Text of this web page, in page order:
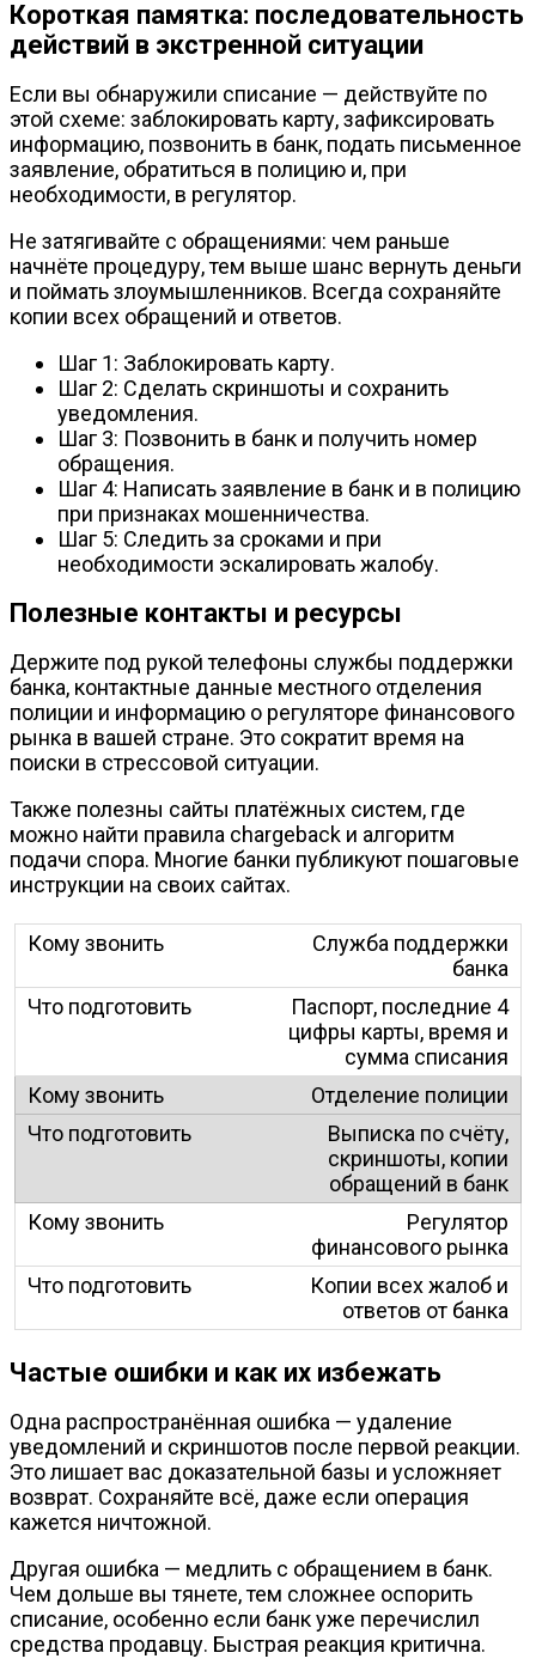
Короткая памятка: последовательность
действий в экстренной ситуации
Если вы обнаружили списание — действуйте по
этой схеме: заблокировать карту, зафиксировать
информацию, позвонить в банк, подать письменное
заявление, обратиться в полицию и, при
необходимости, в регулятор.
Не затягивайте с обращениями: чем раньше
начнёте процедуру, тем выше шанс вернуть деньги
и поймать злоумышленников. Всегда сохраняйте
копии всех обращений и ответов.
Шаг 1: Заблокировать карту.
Шаг 2: Сделать скриншоты и сохранить
уведомления.
Шаг 3: Позвонить в банк и получить номер
обращения.
Шаг 4: Написать заявление в банк и в полицию
при признаках мошенничества.
Шаг 5: Следить за сроками и при
необходимости эскалировать жалобу.
Полезные контакты и ресурсы
Держите под рукой телефоны службы поддержки
банка, контактные данные местного отделения
полиции и информацию о регуляторе финансового
рынка в вашей стране. Это сократит время на
поиски в стрессовой ситуации.
Также полезны сайты платёжных систем, где
можно найти правила chargeback и алгоритм
подачи спора. Многие банки публикуют пошаговые
инструкции на своих сайтах.
Служба поддержки
банка
Паспорт, последние 4
цифры карты, время и
сумма списания
Отделение полиции
Выписка по счёту,
скриншоты, копии
обращений в банк
Регулятор
финансового рынка
Копии всех жалоб и
ответов от банка
Частые ошибки и как их избежать
Одна распространённая ошибка — удаление
уведомлений и скриншотов после первой реакции.
Это лишает вас доказательной базы и усложняет
возврат. Сохраняйте всё, даже если операция
кажется ничтожной.
Другая ошибка — медлить с обращением в банк.
Чем дольше вы тянете, тем сложнее оспорить
списание, особенно если банк уже перечислил
средства продавцу. Быстрая реакция критична.